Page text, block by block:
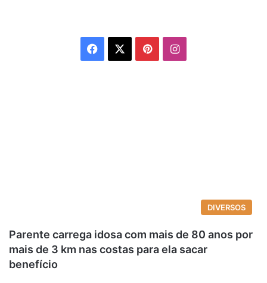
Facebook PinterestInstagram
DIVERSOS
Parente carrega idosa com mais de 80 anos por
mais de 3 km nas costas para ela sacar
benefício